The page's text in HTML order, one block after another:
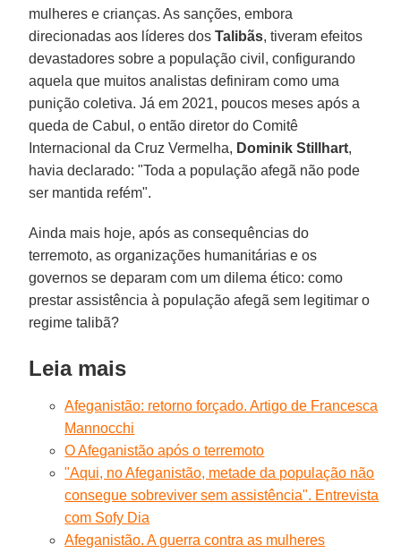
mulheres e crianças. As sanções, embora
direcionadas aos líderes dosTalibãs, tiveram efeitos
devastadores sobre a população civil, configurando
aquela que muitos analistas definiram como uma
punição coletiva. Já em 2021, poucos meses após a
queda de Cabul, o então diretor do Comitê
Internacional da Cruz Vermelha, Dominik Stillhart,
havia declarado: "Toda a população afegã não pode
ser mantida refém".
Ainda mais hoje, após as consequências do
terremoto, as organizações humanitárias e os
governos se deparam com um dilema ético: como
prestar assistência à população afegã sem legitimar o
regime talibã?
Leia mais
Afeganistão: retorno forçado. Artigo de Francesca
Mannocchi
O Afeganistão após o terremoto
"Aqui, no Afeganistão, metade da população não
consegue sobreviver sem assistência". Entrevista
com Sofy Dia
Afeganistão. A guerra contra as mulheres